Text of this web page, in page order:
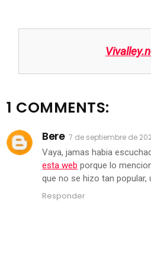
1 COMMENTS:
Bere 7 de septiembre de
Vaya, jamas habia
esta web porque lo
que no se hizo tan popular,
Responder